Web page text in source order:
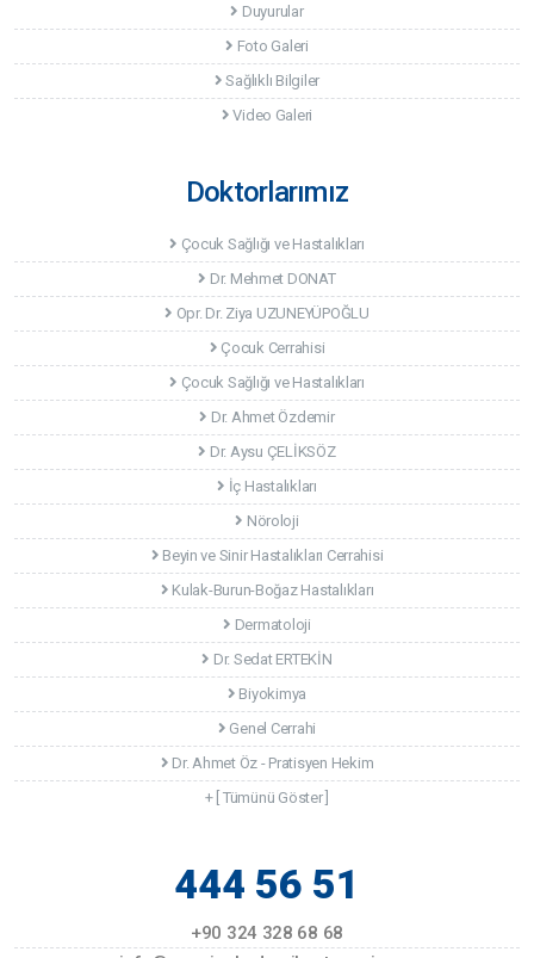
Duyurular
Foto Galeri
Sağlıklı Bilgiler
Video Galeri
Doktorlarımız
Çocuk Sağlığı ve Hastalıkları
Dr. Mehmet DONAT
Opr. Dr. Ziya UZUNEYÜPOĞLU
Çocuk Cerrahisi
Çocuk Sağlığı ve Hastalıkları
Dr. Ahmet Özdemir
Dr. Aysu ÇELİKSÖZ
İç Hastalıkları
Nöroloji
Beyin ve Sinir Hastalıkları Cerrahisi
Kulak-Burun-Boğaz Hastalıkları
Dermatoloji
Dr. Sedat ERTEKİN
Biyokimya
Genel Cerrahi
Dr. Ahmet Öz - Pratisyen Hekim
+ [ Tümünü Göster ]
444 56 51
+90 324 328 68 68